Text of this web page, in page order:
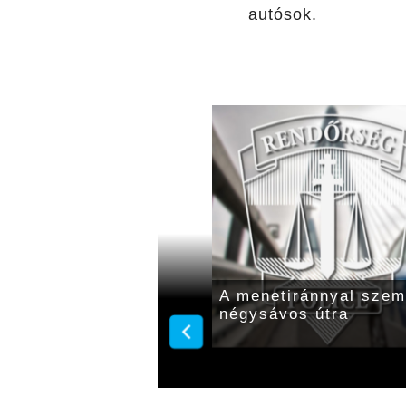
autósok.
12 súlyos és
A menetiránnyal
négysávos útra